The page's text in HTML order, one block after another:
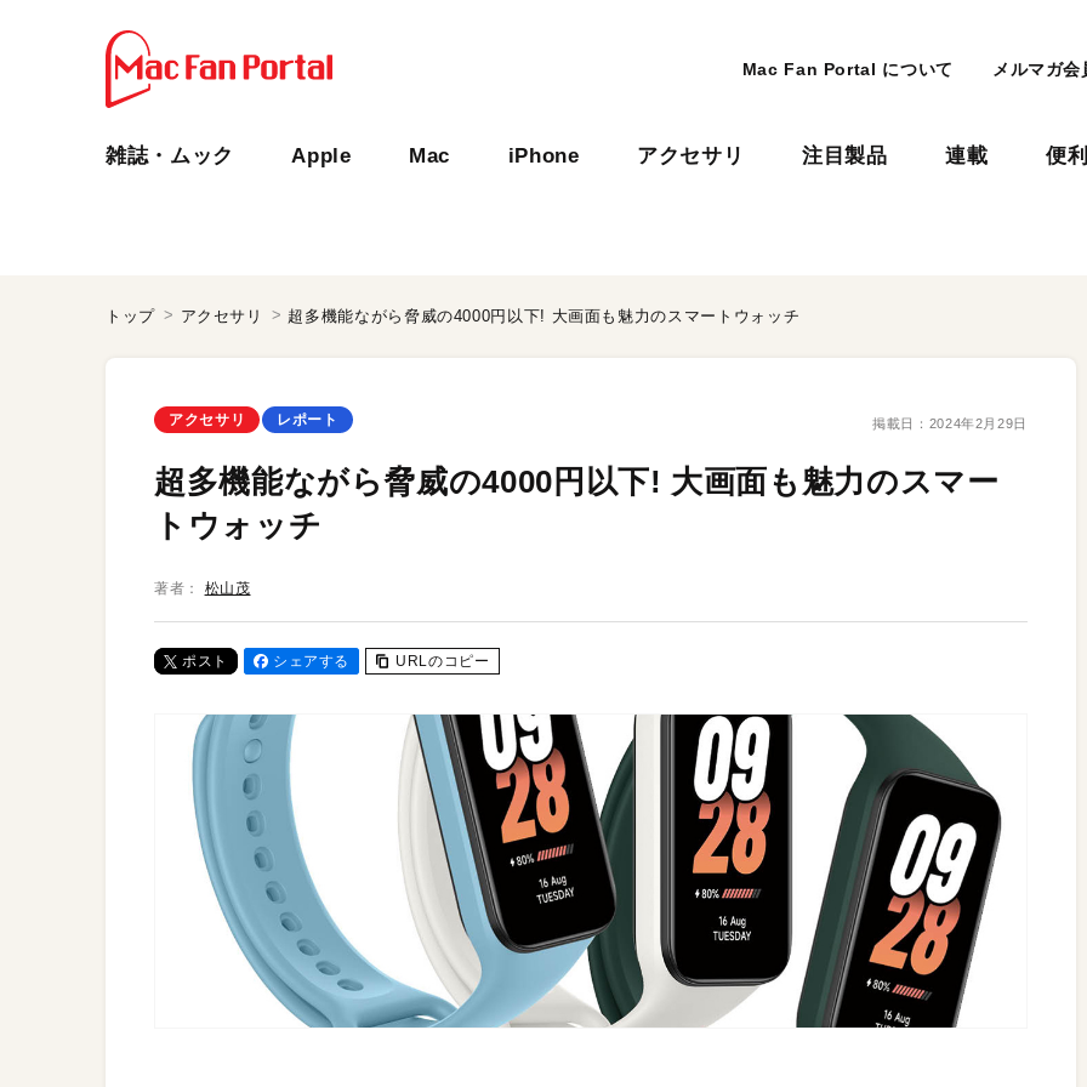
Mac Fan Portal について メルマガ会
雑誌・ムック Apple Mac iPhone アクセサリ 注目製品 連載 便
トップ アクセサリ 超多機能ながら脅威の4000円以下! 大画面も魅力のスマートウォッチ
アクセサリ レポート 掲載日： 2024年2月29日
超多機能ながら脅威の4000円以下! 大画面も魅力のスマー
トウォッチ
著者： 松山茂
ポスト シェアする URLのコピー